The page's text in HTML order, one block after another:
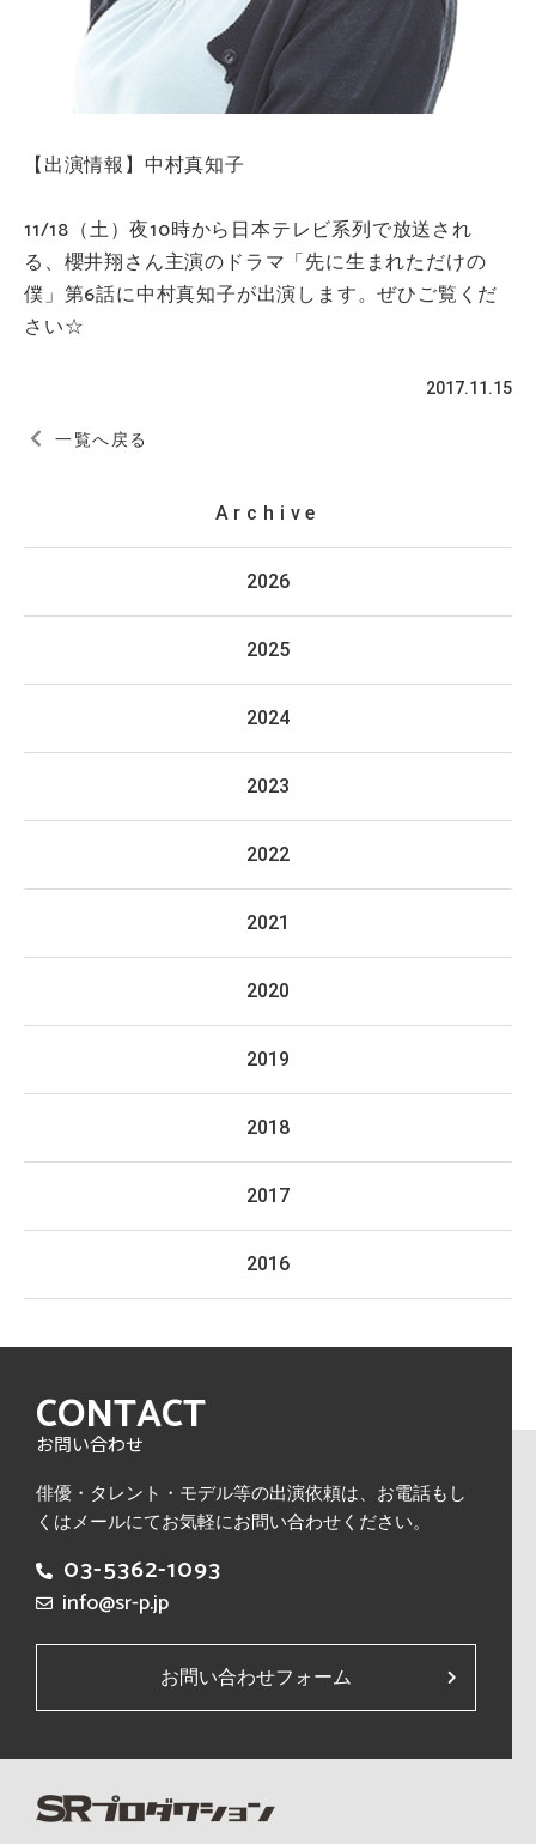
【出演情報】中村真知子
11/18（土）夜10時から日本テレビ系列で放送され
る、櫻井翔さん主演のドラマ「先に生まれただけの
僕」第6話に中村真知子が出演します。ぜひご覧くだ
さい☆
2017.11.15
一覧へ戻る
Archive
2026
2025
2024
2023
2022
2021
2020
2019
2018
2017
2016
CONTACT
お問い合わせ
俳優・タレント・モデル等の出演依頼は、 お電話もし
くはメールにてお気軽にお問い合わせください。
03-5362-1093
info@sr-p.jp
お問い合わせフォーム